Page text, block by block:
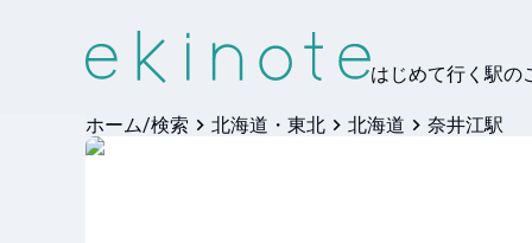
はじめて行く駅の
ホーム/検索 北海道・東北 北海道 奈井江駅